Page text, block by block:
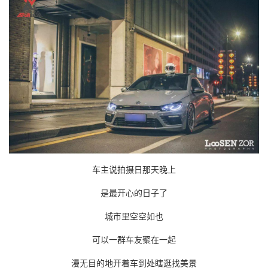
车主说拍摄日那天晚上
是最开心的日子了
城市里空空如也
可以一群车友聚在一起
漫无目的地开着车到处瞎逛找美景